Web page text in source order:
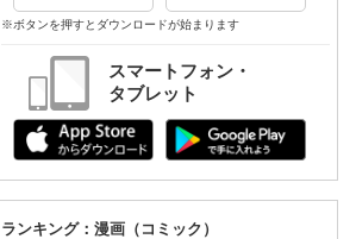
※ボタンを押すとダウンロードが始まります
スマートフォン・
タブレット
ランキング：漫画（コミック）